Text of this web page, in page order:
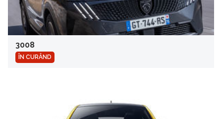
3008
ÎN CURÂND